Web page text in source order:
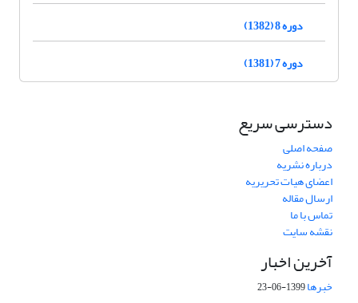
دوره 8 (1382)
دوره 7 (1381)
دسترسی سریع
صفحه اصلی
درباره نشریه
اعضای هیات تحریریه
ارسال مقاله
تماس با ما
نقشه سایت
آخرین اخبار
خبرها1399-06-23